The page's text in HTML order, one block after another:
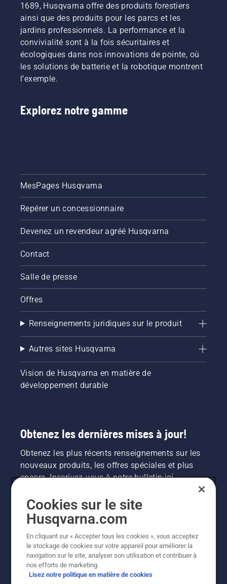
1689, Husqvarna offre des produits forestiers
ainsi que des produits pour les parcs et les
jardins professionnels. La performance et la
convivialité sont à la fois sécuritaires et
écologiques dans nos innovations de pointe, où
les solutions de batterie et la robotique montrent
l’exemple.
Explorez notre gamme
MesPages Husqvarna
Repérer un concessionnaire
Devenez un revendeur agréé Husqvarna
Contact
Salle de presse
Offres
Renseignements juridiques sur le produit
Autres sites Husqvarna
Vision de Husqvarna en matière de
développement durable
Obtenez les dernières mises à jour!
Obtenez les plus récents renseignements sur les
nouveaux produits, les offres spéciales et plus
encore. Inscrivez-vous à notre bulletin ici.
INSCRIPTION À LA NEWSLETTER
Cookies sur le site
Husqvarna.com
En cliquant sur « Accepter tous les cookies », vous acceptez
le stockage de cookies sur votre appareil pour améliorer la
navigation sur le site, analyser son utilisation et contribuer à
nos efforts de marketing.
Lisez notre politique en matière de cookies